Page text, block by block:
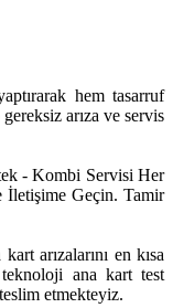
hem tasarruf
arıza ve servis
- Kombi Servisi Her
İletişime Geçin. Tamir
arızalarını en kısa
ana kart test
etmekteyiz.